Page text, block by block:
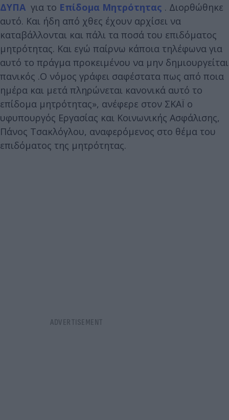
ΔΥΠΑ για το Επίδομα Μητρότητας . Διορθώθηκε
αυτό. Και ήδη από χθες έχουν αρχίσει να
καταβάλλονται και πάλι τα ποσά του επιδόματος
μητρότητας. Και εγώ παίρνω κάποια τηλέφωνα για
αυτό το πράγμα προκειμένου να μην δημιουργείται
πανικός .Ο νόμος γράφει σαφέστατα πως από ποια
ημέρα και μετά πληρώνεται κανονικά αυτό το
επίδομα μητρότητας», ανέφερε στον ΣΚΑΪ ο
υφυπουργός Εργασίας και Κοινωνικής Ασφάλισης,
Πάνος Τσακλόγλου, αναφερόμενος στο θέμα του
επιδόματος της μητρότητας.